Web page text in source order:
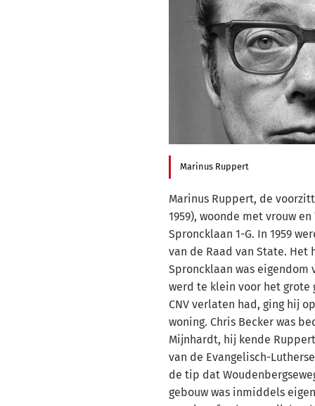
Marinus Ruppert
Marinus Ruppert, de
1959), woonde met vrouw
Sproncklaan 1-G. In 1959
van de Raad van State. Het
Sproncklaan was eigendom
werd te klein voor het grote
CNV verlaten had, ging hij
woning. Chris Becker was
Mijnhardt, hij kende
van de Evangelisch-
de tip dat
gebouw was inmiddels